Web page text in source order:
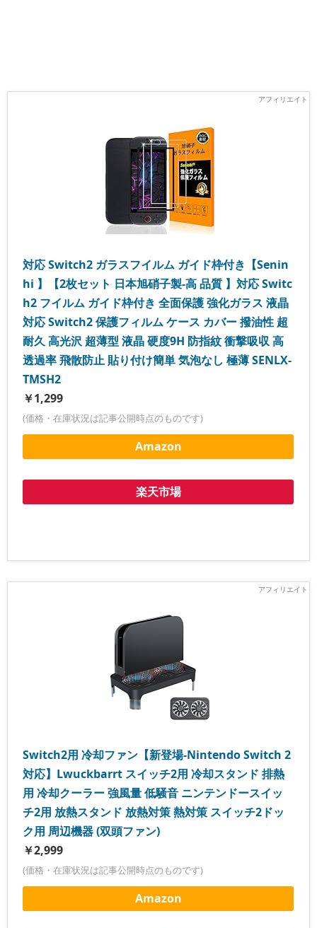
対応 Switch2 ガラスフイルム ガイド枠付き【Senin
hi 】【2枚セット 日本旭硝子製-高 品質 】対応 Switc
h2 フイルム ガイド枠付き 全面保護 強化ガラス 液晶
対応 Switch2 保護フィルム ケース カバー 撥油性 超
耐久 高光沢 超薄型 液晶 硬度9H 防指紋 衝撃吸収 高
透過率 飛散防止 貼り付け簡単 気泡なし 極薄 SENLX-
TMSH2
￥1,299
(価格・在庫状況は記事公開時点のものです)
Amazon
楽天市場
Switch2用 冷却ファン【新登場-Nintendo Switch 2
対応】Lwuckbarrt スイッチ2用 冷却スタンド 排熱
用 冷却クーラー 強風量 低騒音 ニンテンドースイッ
チ2用 放熱スタンド 放熱対策 熱対策 スイッチ2ドッ
ク用 周辺機器 (双頭ファン)
￥2,999
(価格・在庫状況は記事公開時点のものです)
Amazon